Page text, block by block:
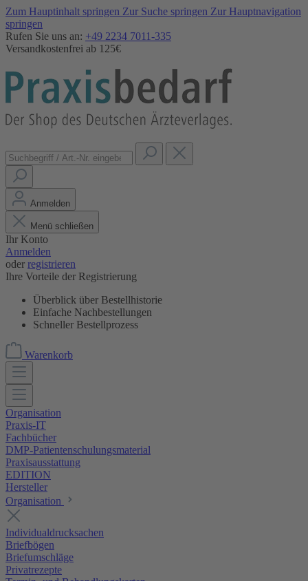
Zum Hauptinhalt springen Zur Suche springen Zur Hauptnavigation
springen
Rufen Sie uns an: +49 2234 7011-335
Versandkostenfrei ab 125€
Anmelden
Menü schließen
Ihr Konto
Anmelden
oder registrieren
Ihre Vorteile der Registrierung
Überblick über Bestellhistorie
Einfache Nachbestellungen
Schneller Bestellprozess
Warenkorb
Organisation
Praxis-IT
Fachbücher
DMP-Patientenschulungsmaterial
Praxisausstattung
EDITION
Hersteller
Organisation
Individualdrucksachen
Briefbögen
Briefumschläge
Privatrezepte